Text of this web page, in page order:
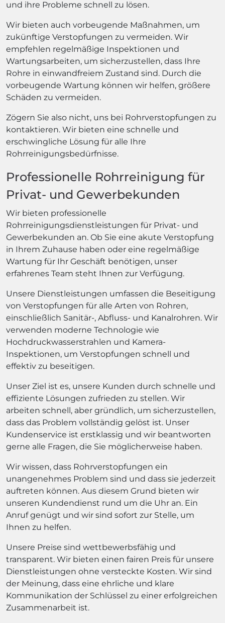
und ihre Probleme schnell zu lösen.
Wir bieten auch vorbeugende Maßnahmen, um
zukünftige Verstopfungen zu vermeiden. Wir
empfehlen regelmäßige Inspektionen und
Wartungsarbeiten, um sicherzustellen, dass Ihre
Rohre in einwandfreiem Zustand sind. Durch die
vorbeugende Wartung können wir helfen, größere
Schäden zu vermeiden.
Zögern Sie also nicht, uns bei Rohrverstopfungen zu
kontaktieren. Wir bieten eine schnelle und
erschwingliche Lösung für alle Ihre
Rohrreinigungsbedürfnisse.
Professionelle Rohrreinigung für
Privat- und Gewerbekunden
Wir bieten professionelle
Rohrreinigungsdienstleistungen für Privat- und
Gewerbekunden an. Ob Sie eine akute Verstopfung
in Ihrem Zuhause haben oder eine regelmäßige
Wartung für Ihr Geschäft benötigen, unser
erfahrenes Team steht Ihnen zur Verfügung.
Unsere Dienstleistungen umfassen die Beseitigung
von Verstopfungen für alle Arten von Rohren,
einschließlich Sanitär-, Abfluss- und Kanalrohren. Wir
verwenden moderne Technologie wie
Hochdruckwasserstrahlen und Kamera-
Inspektionen, um Verstopfungen schnell und
effektiv zu beseitigen.
Unser Ziel ist es, unsere Kunden durch schnelle und
effiziente Lösungen zufrieden zu stellen. Wir
arbeiten schnell, aber gründlich, um sicherzustellen,
dass das Problem vollständig gelöst ist. Unser
Kundenservice ist erstklassig und wir beantworten
gerne alle Fragen, die Sie möglicherweise haben.
Wir wissen, dass Rohrverstopfungen ein
unangenehmes Problem sind und dass sie jederzeit
auftreten können. Aus diesem Grund bieten wir
unseren Kundendienst rund um die Uhr an. Ein
Anruf genügt und wir sind sofort zur Stelle, um
Ihnen zu helfen.
Unsere Preise sind wettbewerbsfähig und
transparent. Wir bieten einen fairen Preis für unsere
Dienstleistungen ohne versteckte Kosten. Wir sind
der Meinung, dass eine ehrliche und klare
Kommunikation der Schlüssel zu einer erfolgreichen
Zusammenarbeit ist.